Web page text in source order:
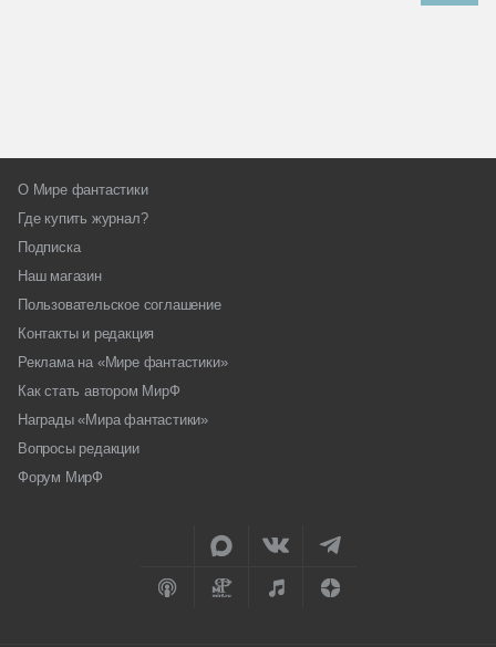
О Мире фантастики
Где купить журнал?
Подписка
Наш магазин
Пользовательское соглашение
Контакты и редакция
Реклама на «Мире фантастики»
Как стать автором МирФ
Награды «Мира фантастики»
Вопросы редакции
Форум МирФ